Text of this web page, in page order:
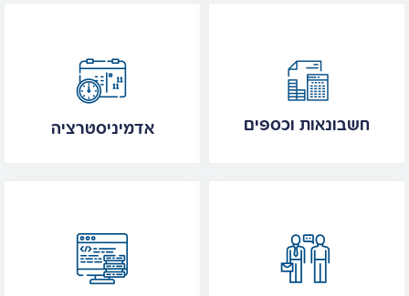
אדמיניסטרציה חשבונאות וכספים